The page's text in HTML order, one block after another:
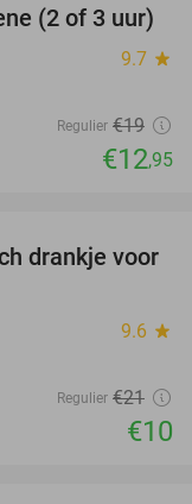
(2 of 3 uur)
9.7 star
Regulier €19
€12,95
52%
drankje voor
9.6 star
Regulier €21
€10